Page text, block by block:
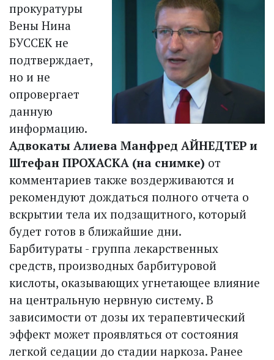
прокуратуры
Вены Нина
БУССЕК не
подтверждает,
но и не
опровергает
данную
информацию.
Адвокаты Алиева Манфред АЙНЕДТЕР и
Штефан ПРОХАСКА (на снимке) от
комментариев также воздерживаются и
рекомендуют дождаться полного отчета о
вскрытии тела их подзащитного, который
будет готов в ближайшие дни.
Барбитураты - группа лекарственных
средств, производных барбитуровой
кислоты, оказывающих угнетающее влияние
на центральную нервную систему. В
зависимости от дозы их терапевтический
эффект может проявляться от состояния
легкой седации до стадии наркоза. Ранее